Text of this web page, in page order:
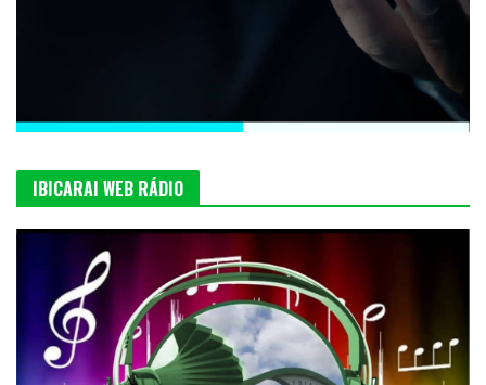
IBICARAI WEB RÁDIO